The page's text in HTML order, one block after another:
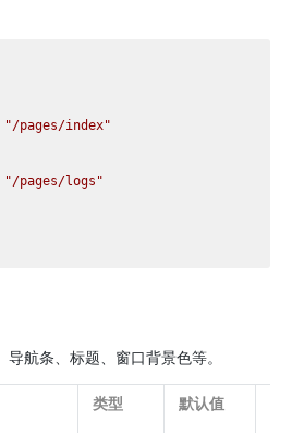
"/pages/index"
"/pages/logs"
航条、标题、窗口背景色等。
类型 默认值